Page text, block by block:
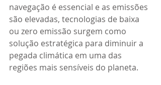
navegação é essencial e as emissões
são elevadas, tecnologias de baixa
ou zero emissão surgem como
solução estratégica para diminuir a
pegada climática em uma das
regiões mais sensíveis do planeta.